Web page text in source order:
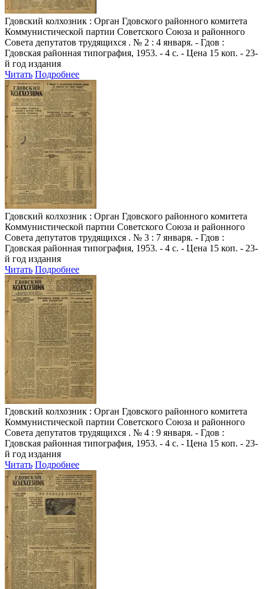
Гдовский колхозник : Орган Гдовского районного комитета
Коммунистической партии Советского Союза и районного
Совета депутатов трудящихся . № 2 : 4 января. - Гдов :
Гдовская районная типография, 1953. - 4 с. - Цена 15 коп. - 23-
й год издания
Читать Подробнее
Гдовский колхозник : Орган Гдовского районного комитета
Коммунистической партии Советского Союза и районного
Совета депутатов трудящихся . № 3 : 7 января. - Гдов :
Гдовская районная типография, 1953. - 4 с. - Цена 15 коп. - 23-
й год издания
Читать Подробнее
Гдовский колхозник : Орган Гдовского районного комитета
Коммунистической партии Советского Союза и районного
Совета депутатов трудящихся . № 4 : 9 января. - Гдов :
Гдовская районная типография, 1953. - 4 с. - Цена 15 коп. - 23-
й год издания
Читать Подробнее